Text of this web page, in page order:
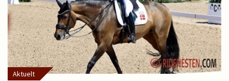
Aktuelt